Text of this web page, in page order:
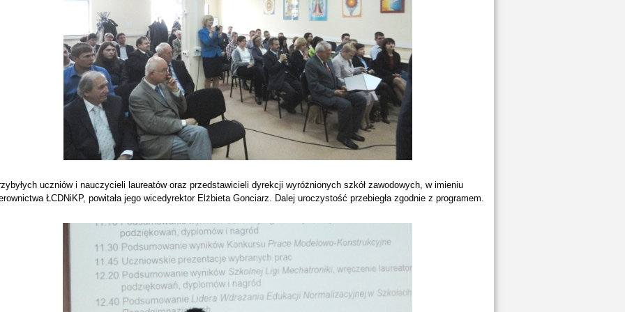
uczniów i nauczycieli laureatów oraz przedstawicieli dyrekcji wyróżnionych szkół zawodowych, w imieniu
ŁCDNiKP, powitała jego wicedyrektor Elżbieta Gonciarz. Dalej uroczystość przebiegła zgodnie z programem.